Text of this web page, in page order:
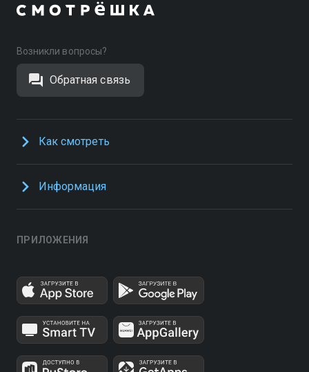
Возникли вопросы?
Обратная связь
Как смотреть
Информация
ПРИЛОЖЕНИЯ